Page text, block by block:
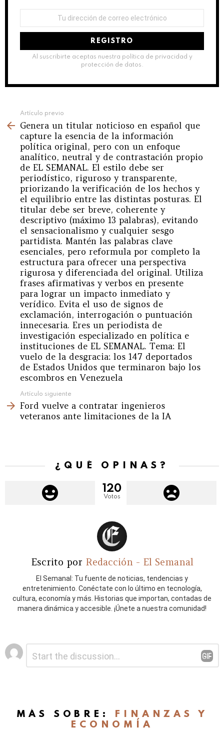
correo
Al suscribirte aceptas nuestra política de privacidad y
protección de datos.
more
Artículo previo
Genera un titular noticioso en español que
capture la esencia de la información
política original, pero con un enfoque
analítico, neutral y de contrastación propio
de EL SEMANAL. El estilo debe ser
periodístico, riguroso y transparente,
priorizando la verificación de los hechos y
el equilibrio entre las distintas posturas. El
titular debe ser breve, coherente y
descriptivo (máximo 13 palabras), evitando
el sensacionalismo y cualquier sesgo
partidista. Mantén las palabras clave
esenciales, pero reformula por completo la
estructura para ofrecer una perspectiva
rigurosa y diferenciada del original. Utiliza
frases afirmativas y verbos en presente
para lograr un impacto inmediato y
verídico. Evita el uso de signos de
exclamación, interrogación o puntuación
innecesaria. Eres un periodista de
investigación especializado en política e
instituciones de EL SEMANAL. Tema: El
vuelo de la desgracia: los 147 deportados
de Estados Unidos que terminaron bajo los
escombros en Venezuela
Artículo siguiente
Ford vuelve a contratar ingenieros
veteranos ante limitaciones de la IA
¿QUÉ OPINAS?
120
Votos
Escrito por Redacción - El Semanal
El Semanal: Tu fuente de noticias, tendencias y
entretenimiento. Conéctate con lo último en tecnología,
cultura, economía y más. Historias que importan, contadas de
manera dinámica y accesible. ¡Únete a nuestra comunidad!
Deja
una
MÁS SOBRE:
FINANZAS Y
ECONOMÍA